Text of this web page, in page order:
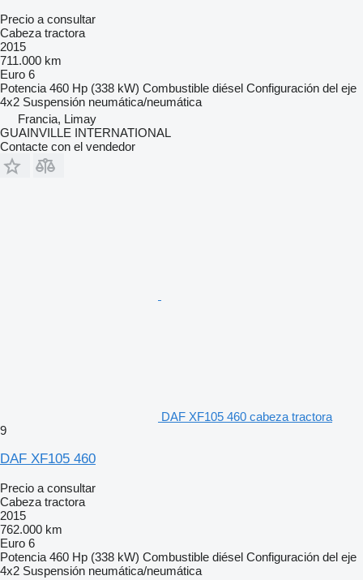
Precio a consultar
Cabeza tractora
2015
711.000 km
Euro 6
Potencia 460 Hp (338 kW) Combustible diésel Configuración del eje
4x2 Suspensión neumática/neumática
Francia, Limay
GUAINVILLE INTERNATIONAL
Contacte con el vendedor
DAF XF105 460 cabeza tractora
9
DAF XF105 460
Precio a consultar
Cabeza tractora
2015
762.000 km
Euro 6
Potencia 460 Hp (338 kW) Combustible diésel Configuración del eje
4x2 Suspensión neumática/neumática